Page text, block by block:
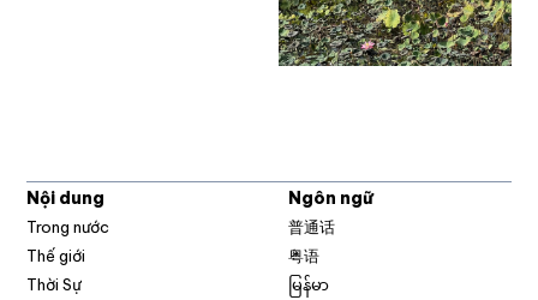
Nội dung
Trong nước
Thế giới
Thời Sự
Ngôn ngữ
普通话
粤语
မြန်မာ